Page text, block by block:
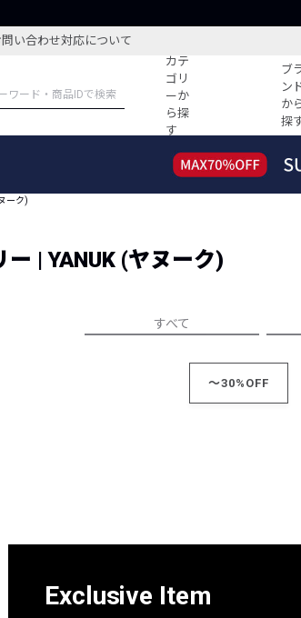
い合わせ対応について
カテ
ゴリ
ーか
ら探
す
ブ
ン
か
探
コーディネート
すべて
人気記
ウィー
ーク)
| YANUK (ヤヌーク)
すべて
～30%OFF
Exclusive Item